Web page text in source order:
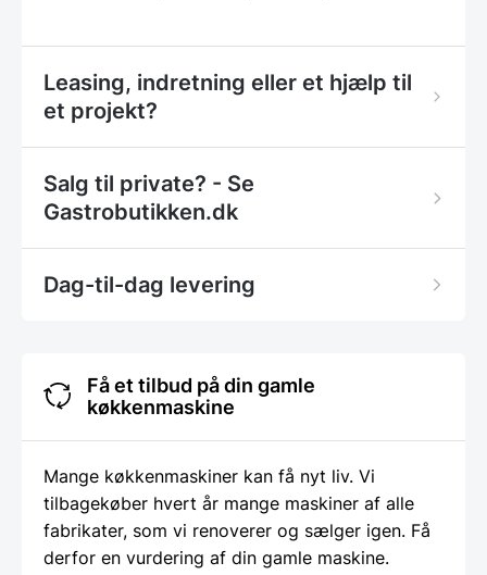
Leasing, indretning eller et hjælp til
et projekt?
Salg til private? - Se
Gastrobutikken.dk
Dag-til-dag levering
Få et tilbud på din gamle
køkkenmaskine
Mange køkkenmaskiner kan få nyt liv. Vi
tilbagekøber hvert år mange maskiner af alle
fabrikater, som vi renoverer og sælger igen. Få
derfor en vurdering af din gamle maskine.